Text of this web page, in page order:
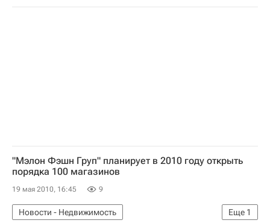
"Мэлон Фэшн Груп" планирует в 2010 году открыть
порядка 100 магазинов
19 мая 2010, 16:45 9
Еще 1
Новости - Недвижимость